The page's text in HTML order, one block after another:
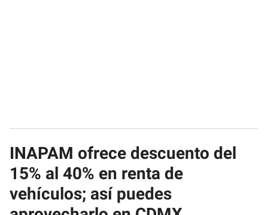
INAPAM ofrece descuento del
15% al 40% en renta de
vehículos; así puedes